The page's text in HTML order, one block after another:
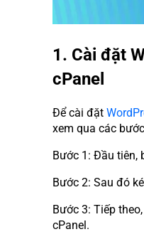
1. Cài đặt
cPanel
Để cài đặt
xem qua các
Bước 1: Đầu tiên,
Bước 2: Sau đó
Bước 3: Tiếp
cPanel.